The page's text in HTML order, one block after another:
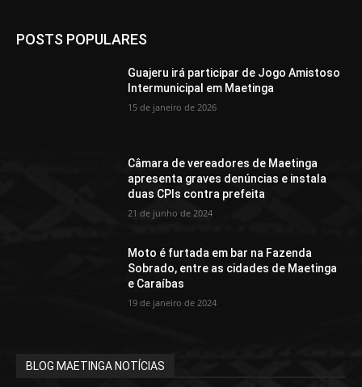
POSTS POPULARES
Guajeru irá participar de Jogo Amistoso
Intermunicipal em Maetinga
15 de janeiro de 2026
Câmara de vereadores de Maetinga
apresenta graves denúncias e instala
duas CPIs contra prefeita
21 de junho de 2024
Moto é furtada em bar na Fazenda
Sobrado, entre as cidades de Maetinga
e Caraíbas
19 de janeiro de 2024
BLOG MAETINGA NOTÍCIAS